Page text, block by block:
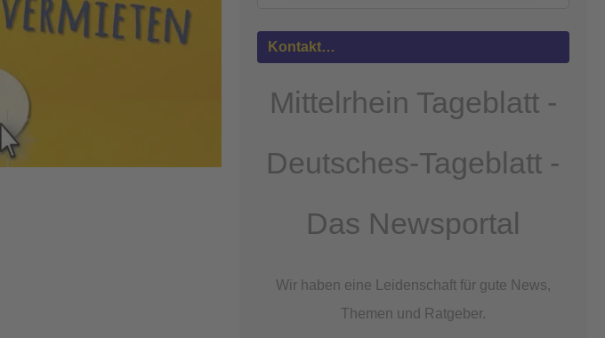
Informationen
Akzeptieren
powered byUsercentrics Consent
Management Platform&eRecht24
Kontakt…
Mittelrhein Tageblatt -
Deutsches-Tageblatt -
Das Newsportal
Wir haben eine Leidenschaft für gute News,
Themen und Ratgeber.